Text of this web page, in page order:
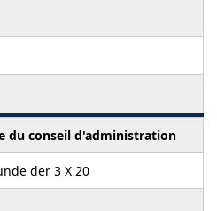
du conseil d'administration
der 3 X 20